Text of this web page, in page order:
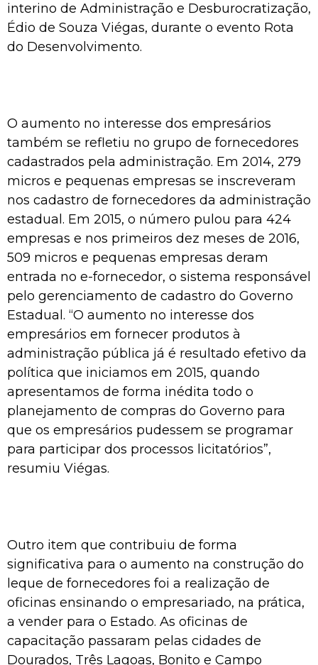
interino de Administração e Desburocratização,
Édio de Souza Viégas, durante o evento Rota
do Desenvolvimento.
O aumento no interesse dos empresários
também se refletiu no grupo de fornecedores
cadastrados pela administração. Em 2014, 279
micros e pequenas empresas se inscreveram
nos cadastro de fornecedores da administração
estadual. Em 2015, o número pulou para 424
empresas e nos primeiros dez meses de 2016,
509 micros e pequenas empresas deram
entrada no e-fornecedor, o sistema responsável
pelo gerenciamento de cadastro do Governo
Estadual. “O aumento no interesse dos
empresários em fornecer produtos à
administração pública já é resultado efetivo da
política que iniciamos em 2015, quando
apresentamos de forma inédita todo o
planejamento de compras do Governo para
que os empresários pudessem se programar
para participar dos processos licitatórios”,
resumiu Viégas.
Outro item que contribuiu de forma
significativa para o aumento na construção do
leque de fornecedores foi a realização de
oficinas ensinando o empresariado, na prática,
a vender para o Estado. As oficinas de
capacitação passaram pelas cidades de
Dourados, Três Lagoas, Bonito e Campo